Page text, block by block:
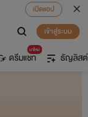
เปิดแอป
เข้าสู่ระบบ
มาใหม่
ดรีมแชท ธัญลิสต์